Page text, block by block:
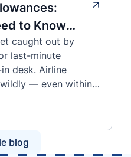
to Know
caught out by
last-minute
desk. Airline
— even within
That’s why
set of guides to help
…
blog